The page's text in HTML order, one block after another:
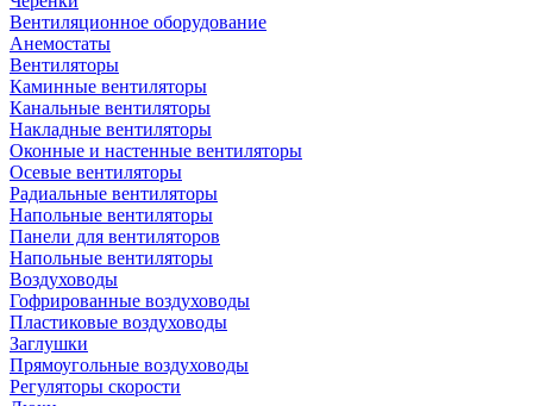
Вентиляционное оборудование
Анемостаты
Вентиляторы
Каминные вентиляторы
Канальные вентиляторы
Накладные вентиляторы
Оконные и настенные вентиляторы
Осевые вентиляторы
Радиальные вентиляторы
Напольные вентиляторы
Панели для вентиляторов
Напольные вентиляторы
Воздуховоды
Гофрированные воздуховоды
Пластиковые воздуховоды
Заглушки
Прямоугольные воздуховоды
Регуляторы скорости